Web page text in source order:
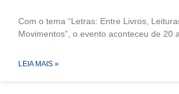
Com o tema “Letras: Entre Livros,
Movimentos”, o evento aconteceu de 20
LEIA MAIS »